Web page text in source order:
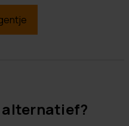
alternatief?